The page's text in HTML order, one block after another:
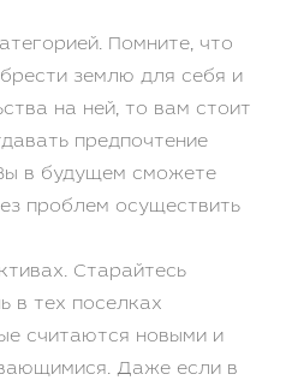
Помните, что
землю для себя и
на ней, то вам стоит
предпочтение
в будущем сможете
проблем осуществить
Старайтесь
в тех поселках
считаются новыми и
Даже если в